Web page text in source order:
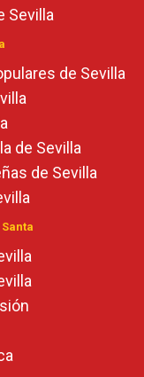
Sevilla
de Sevilla
de Sevilla
de Sevilla